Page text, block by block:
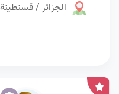
الجزائر / قسنطينة